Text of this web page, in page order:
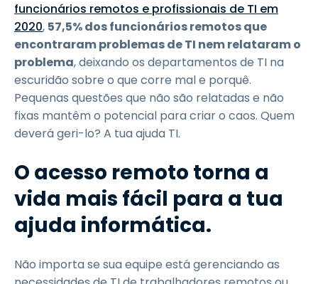
funcionários remotos e profissionais de TI em
2020, 57,5% dos funcionários remotos que
encontraram problemas de TI nem relataram o
problema, deixando os departamentos de TI na
escuridão sobre o que corre mal e porquê.
Pequenas questões que não são relatadas e não
fixas mantêm o potencial para criar o caos. Quem
deverá geri-lo? A tua ajuda TI.
O acesso remoto torna a
vida mais fácil para a tua
ajuda informática.
Não importa se sua equipe está gerenciando as